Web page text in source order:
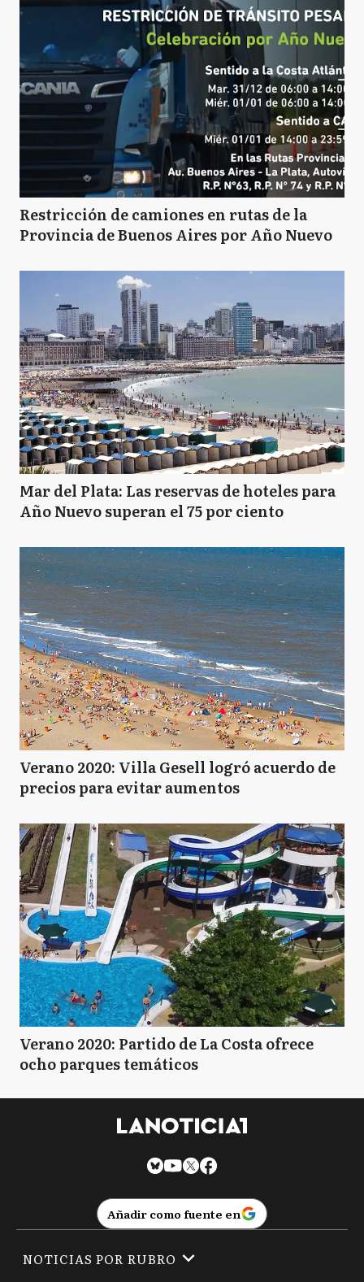
Restricción de camiones en rutas de la
Provincia de Buenos Aires por Año Nuevo
Mar del Plata: Las reservas de hoteles para
Año Nuevo superan el 75 por ciento
Verano 2020: Villa Gesell logró acuerdo de
precios para evitar aumentos
Verano 2020: Partido de La Costa ofrece
ocho parques temáticos
Añadir como fuente en
NOTICIAS POR RUBRO